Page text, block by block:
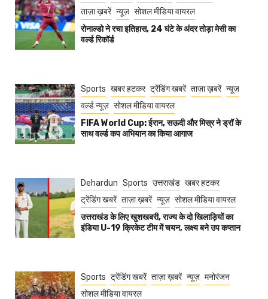
ताज़ा ख़बरें न्यूज़ सोशल मीडिया वायरल
रोनाल्डो ने रचा इतिहास, 24 घंटे के अंदर तोड़ा मेसी का
वर्ल्ड रिकॉर्ड
Sports खबर हटकर ट्रेंडिंग खबरें ताज़ा ख़बरें न्यूज़
वर्ल्ड न्यूज़ सोशल मीडिया वायरल
FIFA World Cup: ईरान, सऊदी और मिस्र ने ड्रॉ के
साथ वर्ल्ड कप अभियान का किया आगाज
Dehardun Sports उत्तराखंड खबर हटकर
ट्रेंडिंग खबरें ताज़ा ख़बरें न्यूज़ सोशल मीडिया वायरल
उत्तराखंड के लिए खुशखबरी, राज्य के दो खिलाड़ियों का
इंडिया U-19 क्रिकेट टीम में चयन, लक्ष्य बने उप कप्तान
Sports ट्रेंडिंग खबरें ताज़ा ख़बरें न्यूज़ मनोरंजन
सोशल मीडिया वायरल